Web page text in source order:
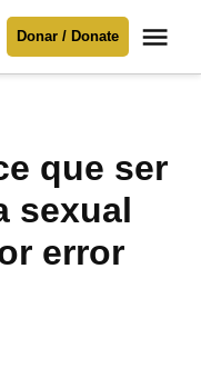
Donar / Donate
que ser
sexual
error